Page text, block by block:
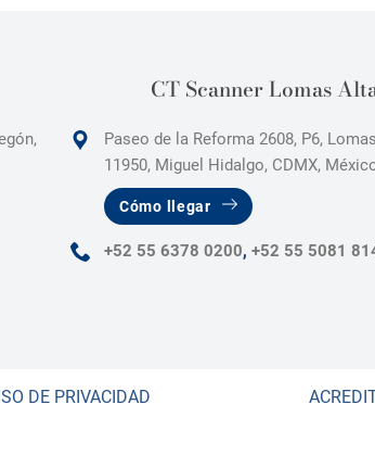
CT Scanner Lomas
Paseo de la Reforma 2608, P6,
11950, Miguel Hidalgo, CDMX,
Cómo llegar
+52 55 6378 0200, +52 55 5081
DE PRIVACIDAD